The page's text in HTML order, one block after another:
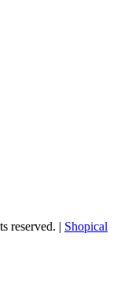
7551
reserved. | Shopical